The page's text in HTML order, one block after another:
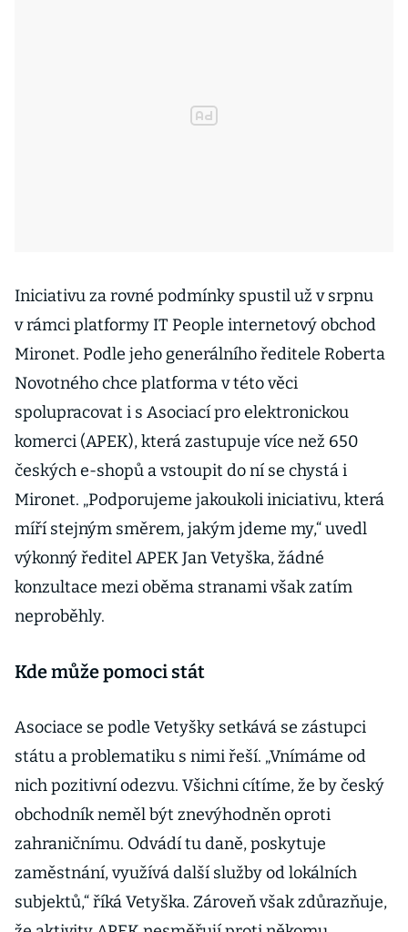
Iniciativu za rovné podmínky spustil už v srpnu
v rámci platformy IT People internetový obchod
Mironet. Podle jeho generálního ředitele Roberta
Novotného chce platforma v této věci
spolupracovat i s Asociací pro elektronickou
komerci (APEK), která zastupuje více než 650
českých e-shopů a vstoupit do ní se chystá i
Mironet. „Podporujeme jakoukoli iniciativu, která
míří stejným směrem, jakým jdeme my,“ uvedl
výkonný ředitel APEK Jan Vetyška, žádné
konzultace mezi oběma stranami však zatím
neproběhly.
Kde může pomoci stát
Asociace se podle Vetyšky setkává se zástupci
státu a problematiku s nimi řeší. „Vnímáme od
nich pozitivní odezvu. Všichni cítíme, že by český
obchodník neměl být znevýhodněn oproti
zahraničnímu. Odvádí tu daně, poskytuje
zaměstnání, využívá další služby od lokálních
subjektů,“ říká Vetyška. Zároveň však zdůrazňuje,